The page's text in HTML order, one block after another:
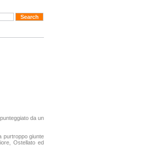
da un
purtroppo giunte
Ostellato ed